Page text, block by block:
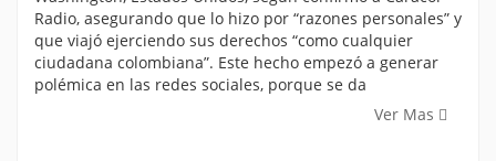
Radio, asegurando que lo hizo por “razones personales” y
que viajó ejerciendo sus derechos “como cualquier
ciudadana colombiana”. Este hecho empezó a generar
polémica en las redes sociales, porque se da
Ver Mas